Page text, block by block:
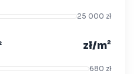
25 000 zł
zł/m²
680 zł